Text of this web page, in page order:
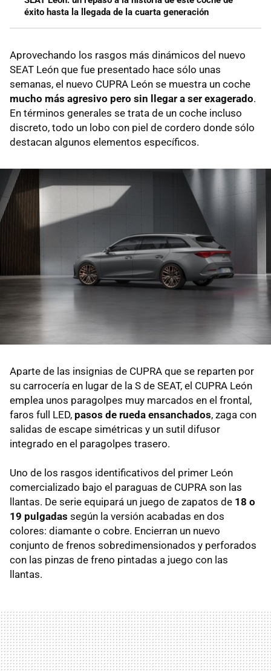
éxito hasta la llegada de la cuarta generación
Aprovechando los rasgos más dinámicos del nuevo
SEAT León que fue presentado hace sólo unas
semanas, el nuevo CUPRA León se muestra un coche
mucho más agresivo pero sin llegar a ser exagerado.
En términos generales se trata de un coche incluso
discreto, todo un lobo con piel de cordero donde sólo
destacan algunos elementos específicos.
Aparte de las insignias de CUPRA que se reparten por
su carrocería en lugar de la S de SEAT, el CUPRA León
emplea unos paragolpes muy marcados en el frontal,
faros full LED, pasos de rueda ensanchados, zaga con
salidas de escape simétricas y un sutil difusor
integrado en el paragolpes trasero.
Uno de los rasgos identificativos del primer León
comercializado bajo el paraguas de CUPRA son las
llantas. De serie equipará un juego de zapatos de 18 o
19 pulgadas según la versión acabadas en dos
colores: diamante o cobre. Encierran un nuevo
conjunto de frenos sobredimensionados y perforados
con las pinzas de freno pintadas a juego con las
llantas.